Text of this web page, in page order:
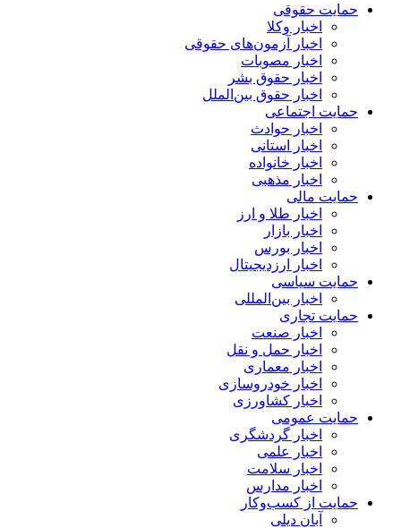
حمایت حقوقی
اخبار وکلا
اخبار آزمون‌های حقوقی
اخبار مصوبات
اخبار حقوق بشر
اخبار حقوق بین‌الملل
حمایت اجتماعی
اخبار حوادث
اخبار استانی
اخبار خانواده
اخبار مذهبی
حمایت مالی
اخبار طلا و ارز
اخبار بازار
اخبار بورس
اخبار ارزدیجیتال
حمایت سیاسی
اخبار بین‌المللی
حمایت تجاری
اخبار صنعت
اخبار حمل و نقل
اخبار معماری
اخبار خودروسازی
اخبار کشاورزی
حمایت عمومی
اخبار گردشگری
اخبار علمی
اخبار سلامت
اخبار مدارس
حمایت از کسب‌وکار
آبان دیلی